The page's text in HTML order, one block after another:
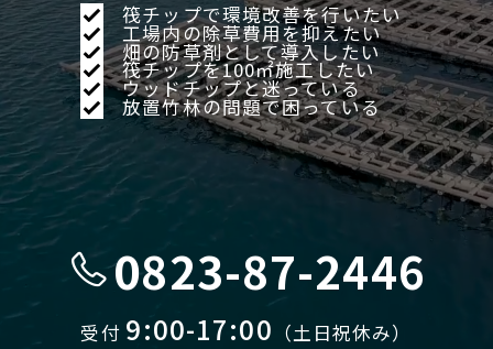
個人情報保護方針
オンラインストア
筏チップで環境改善を行いたい
工場内の除草費用を抑えたい
畑の防草剤として導入したい
筏チップを100㎡施工したい
ウッドチップと迷っている
放置竹林の問題で困っている
0823-87-2446
受付 9:00-17:00 （土日祝休み）